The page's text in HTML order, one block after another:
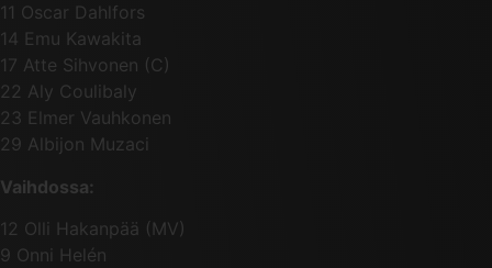
11 Oscar Dahlfors
14 Emu Kawakita
17 Atte Sihvonen (C)
22 Aly Coulibaly
23 Elmer Vauhkonen
29 Albijon Muzaci
Vaihdossa:
12 Olli Hakanpää (MV)
9 Onni Helén